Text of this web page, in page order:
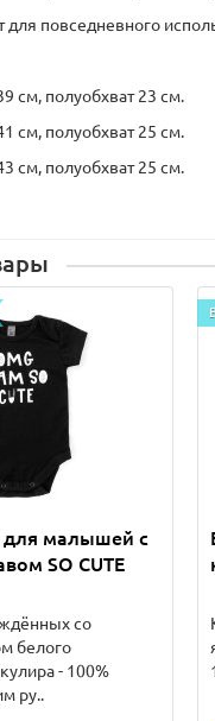
для повседневного
см, полуобхват 23 см.
см, полуобхват 25 см.
см, полуобхват 25 см.
для малышей с
SO CUTE
со
белого
- 100%
ру..